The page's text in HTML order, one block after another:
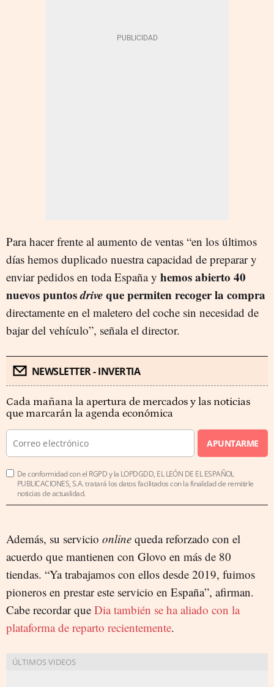
Para hacer frente al aumento de ventas “en los últimos
días hemos duplicado nuestra capacidad de preparar y
enviar pedidos en toda España y hemos abierto 40
nuevos puntosdriveque permiten recoger la compra
directamente en el maletero del coche sin necesidad de
bajar del vehículo”, señala el director.
NEWSLETTER - INVERTIA
Cada mañana la apertura de mercados y las noticias
que marcarán la agenda económica
APUNTARME
De conformidad con el RGPD y la LOPDGDD, EL LEÓN DE EL ESPAÑOL
PUBLICACIONES, S.A. tratará los datos facilitados con la finalidad de remitirle
noticias de actualidad.
Además, su servicio online queda reforzado con el
acuerdo que mantienen con Glovo en más de 80
tiendas. “Ya trabajamos con ellos desde 2019, fuimos
pioneros en prestar este servicio en España”, afirman.
Cabe recordar que Dia también se ha aliado con la
plataforma de reparto recientemente.